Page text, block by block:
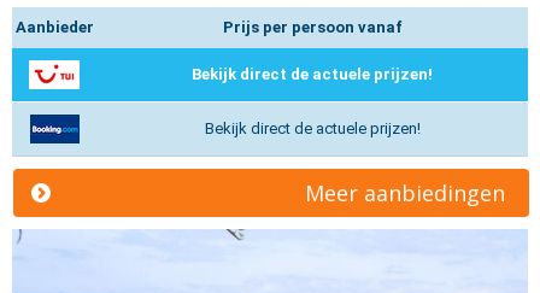
Aanbieder Prijs per persoon vanaf
Bekijk direct de actuele prijzen!
Bekijk direct de actuele prijzen!
Meer aanbiedingen
Previous